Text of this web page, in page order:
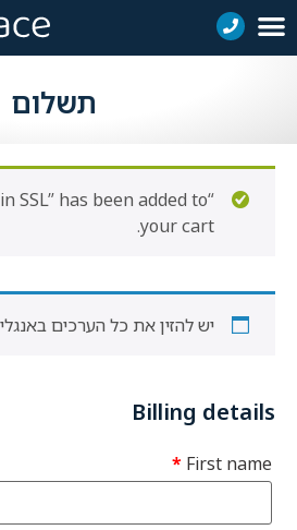
תשלום
SSL” has been added to
your cart.
יש להזין את כל הערכים
Billing details
First name
*